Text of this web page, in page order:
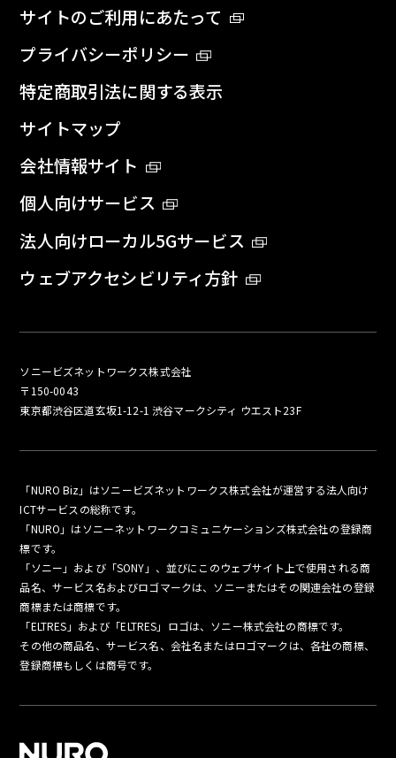
サイトのご利用にあたって
プライバシーポリシー
特定商取引法に関する表示
サイトマップ
会社情報サイト
個人向けサービス
法人向けローカル5Gサービス
ウェブアクセシビリティ方針
ソニービズネットワークス株式会社
〒150-0043
東京都渋谷区道玄坂1-12-1 渋谷マークシティ ウエスト23F
「NURO Biz」はソニービズネットワークス株式会社が運営する法人向け
ICTサービスの総称です。
「NURO」はソニーネットワークコミュニケーションズ株式会社の登録商
標です。
「ソニー」および「SONY」、並びにこのウェブサイト上で使用される商
品名、サービス名およびロゴマークは、ソニーまたはその関連会社の登録
商標または商標です。
「ELTRES」および「ELTRES」ロゴは、ソニー株式会社の商標です。
その他の商品名、サービス名、会社名またはロゴマークは、各社の商標、
登録商標もしくは商号です。